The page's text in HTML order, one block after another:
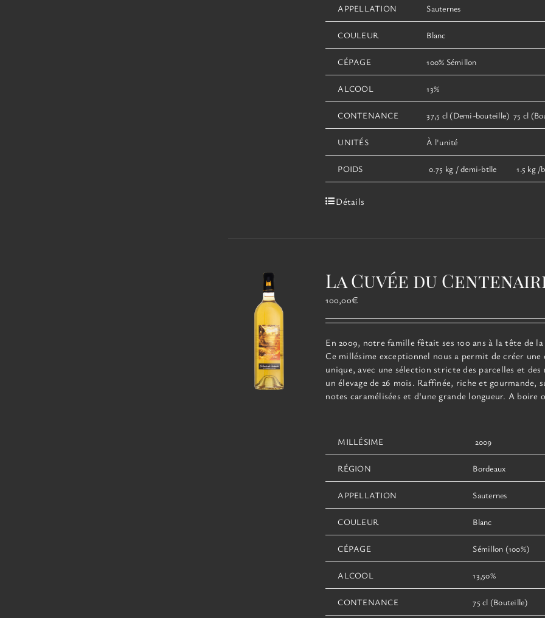
APPELLATION Sauternes
COULEUR Blanc
CÉPAGE 100% Sémillon
ALCOOL 13%
CONTENANCE 37,5 cl (Demi-bouteille) 75 cl
UNITÉS À l'unité
POIDS 0.75 kg / demi-btlle 1.5 kg /
Détails
La Cuvée du
100,00€
En 2009, notre famille fêtait ses 100 ans à la tête de
Ce millésime exceptionnel nous a permit de créer une
unique, avec une sélection stricte des parcelles et des
un élevage de 26 mois. Raffinée, riche et gourmande,
notes caramélisées et d'une grande longueur. A boire
MILLÉSIME 2009
RÉGION Bordeaux
APPELLATION Sauternes
COULEUR Blanc
CÉPAGE Sémillon (100%)
ALCOOL 13,50%
CONTENANCE 75 cl (Bouteille)